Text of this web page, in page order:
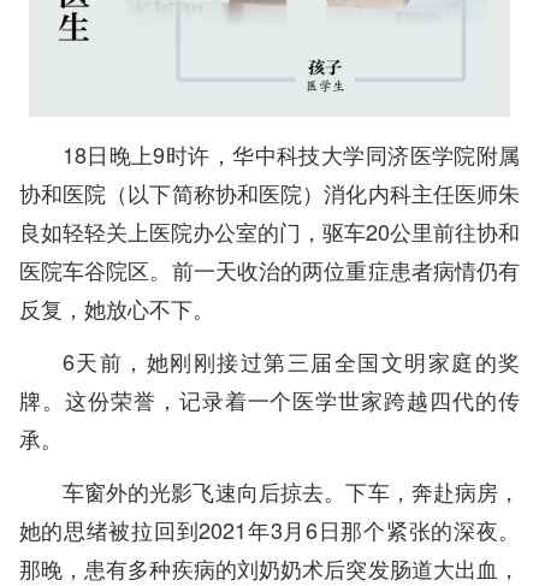
18日晚上9时许，华中科技大学同济医学院附属
协和医院（以下简称协和医院）消化内科主任医师朱
良如轻轻关上医院办公室的门，驱车20公里前往协和
医院车谷院区。前一天收治的两位重症患者病情仍有
反复，她放心不下。
6天前，她刚刚接过第三届全国文明家庭的奖
牌。这份荣誉，记录着一个医学世家跨越四代的传
承。
车窗外的光影飞速向后掠去。下车，奔赴病房，
她的思绪被拉回到2021年3月6日那个紧张的深夜。
那晚，患有多种疾病的刘奶奶术后突发肠道大出血，